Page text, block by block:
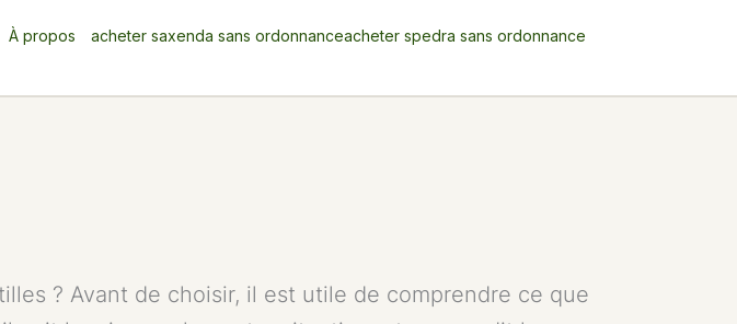
À propos acheter saxenda sans ordonnanceacheter spedra sans ordonnance
? Avant de choisir, il est utile de comprendre ce que